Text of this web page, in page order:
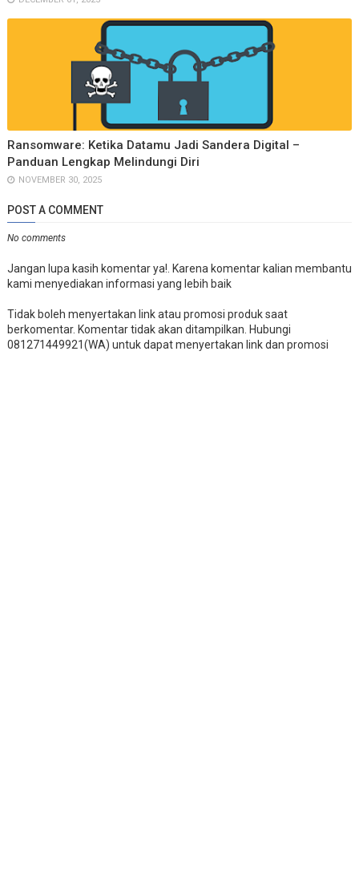
Ransomware: Ketika Datamu Jadi Sandera Digital –
Panduan Lengkap Melindungi Diri
NOVEMBER 30, 2025
POST A COMMENT
No comments
Jangan lupa kasih komentar ya!. Karena komentar kalian membantu
kami menyediakan informasi yang lebih baik
Tidak boleh menyertakan link atau promosi produk saat
berkomentar. Komentar tidak akan ditampilkan. Hubungi
081271449921(WA) untuk dapat menyertakan link dan promosi